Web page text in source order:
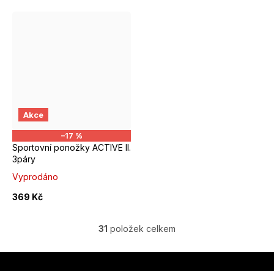
Akce
–17 %
Sportovní ponožky ACTIVE II.
3páry
Vyprodáno
369 Kč
EUR 43 - 46
O
v
31 položek celkem